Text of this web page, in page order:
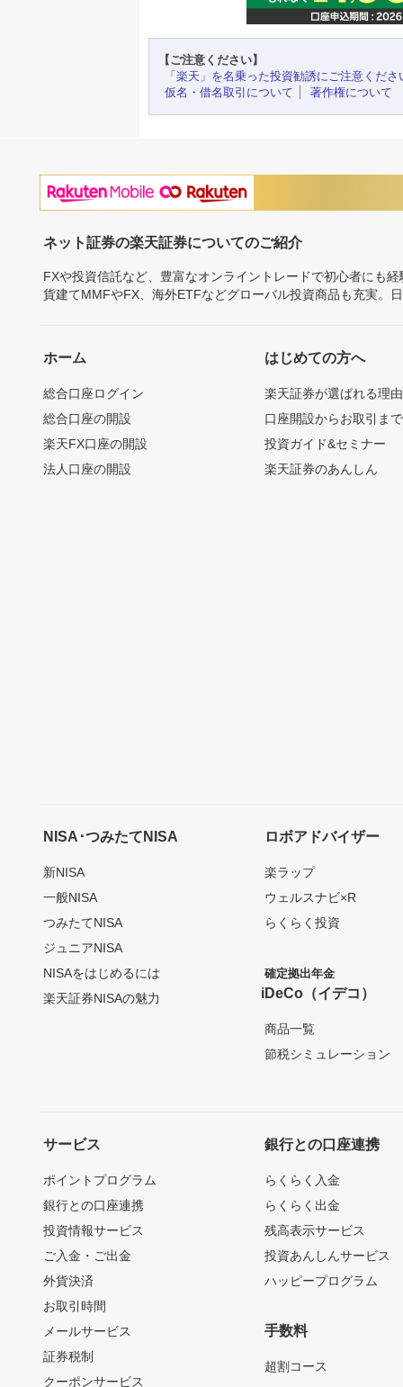
【ご注意ください】
「楽天」を名乗った投資勧誘にご注意くださ
仮名・借名取引について
著作権について
ネット証券の楽天証券についてのご紹介
FXや投資信託など、豊富なオンライントレードで初心者にも
貨建てMMFやFX、海外ETFなどグローバル投資商品も充実。
ホーム
総合口座ログイン
総合口座の開設
楽天FX口座の開設
法人口座の開設
はじめての方へ
楽天証券が選ばれる理由
口座開設からお取引ま
投資ガイド&セミナー
楽天証券のあんしん
NISA･つみたてNISA
新NISA
一般NISA
つみたてNISA
ジュニアNISA
NISAをはじめるには
楽天証券NISAの魅力
ロボアドバイザー
楽ラップ
ウェルスナビ×R
らくらく投資
確定拠出年金
iDeCo（イデコ）
商品一覧
節税シミュレーション
サービス
ポイントプログラム
銀行との口座連携
投資情報サービス
ご入金・ご出金
外貨決済
お取引時間
メールサービス
証券税制
クーポンサービス
銀行との口座連携
らくらく入金
らくらく出金
残高表示サービス
投資あんしんサービス
ハッピープログラム
手数料
超割コース